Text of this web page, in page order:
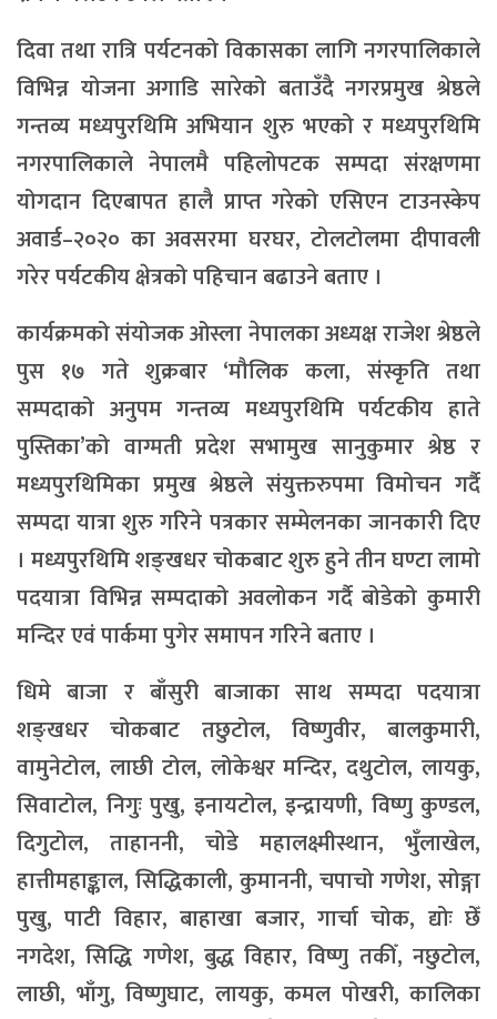
दिवा तथा रात्रि पर्यटनको विकासका लागि नगरपालिकाले
विभिन्न योजना अगाडि सारेको बताउँदै नगरप्रमुख श्रेष्ठले
गन्तव्य मध्यपुरथिमि अभियान शुरु भएको र मध्यपुरथिमि
नगरपालिकाले नेपालमै पहिलोपटक सम्पदा संरक्षणमा
योगदान दिएबापत हालै प्राप्त गरेको एसिएन टाउनस्केप
अवार्ड–२०२० का अवसरमा घरघर, टोलटोलमा दीपावली
गरेर पर्यटकीय क्षेत्रको पहिचान बढाउने बताए ।
कार्यक्रमको संयोजक ओस्ला नेपालका अध्यक्ष राजेश श्रेष्ठले
पुस १७ गते शुक्रबार ‘मौलिक कला, संस्कृति तथा
सम्पदाको अनुपम गन्तव्य मध्यपुरथिमि पर्यटकीय हाते
पुस्तिका’को वाग्मती प्रदेश सभामुख सानुकुमार श्रेष्ठ र
मध्यपुरथिमिका प्रमुख श्रेष्ठले संयुक्तरुपमा विमोचन गर्दै
सम्पदा यात्रा शुरु गरिने पत्रकार सम्मेलनका जानकारी दिए
। मध्यपुरथिमि शङ्खधर चोकबाट शुरु हुने तीन घण्टा लामो
पदयात्रा विभिन्न सम्पदाको अवलोकन गर्दै बोडेको कुमारी
मन्दिर एवं पार्कमा पुगेर समापन गरिने बताए ।
धिमे बाजा र बाँसुरी बाजाका साथ सम्पदा पदयात्रा
शङ्खधर चोकबाट तछुटोल, विष्णुवीर, बालकुमारी,
वामुनेटोल, लाछी टोल, लोकेश्वर मन्दिर, दथुटोल, लायकु,
सिवाटोल, निगुः पुखु, इनायटोल, इन्द्रायणी, विष्णु कुण्डल,
दिगुटोल, ताहाननी, चोडे महालक्ष्मीस्थान, भुँलाखेल,
हात्तीमहाङ्काल, सिद्धिकाली, कुमाननी, चपाचो गणेश, सोङ्गा
पुखु, पाटी विहार, बाहाखा बजार, गार्चा चोक, द्योः छेँ
नगदेश, सिद्धि गणेश, बुद्ध विहार, विष्णु तकीँ, नछुटोल,
लाछी, भाँगु, विष्णुघाट, लायकु, कमल पोखरी, कालिका